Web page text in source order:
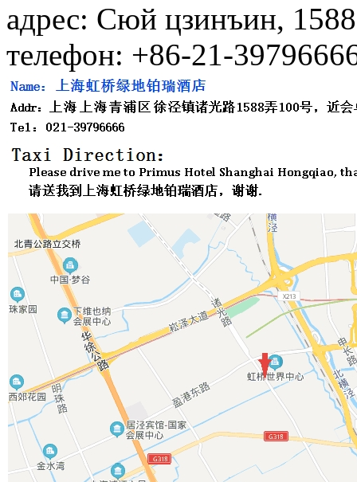
адрес: Сюй цзинъин,
телефон: +86-21-